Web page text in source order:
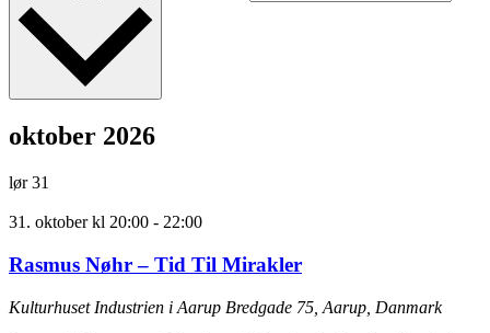
oktober 2026
lør31
31. oktober kl 20:00 - 22:00
Rasmus Nøhr – Tid Til Mirakler
Kulturhuset Industrien i Aarup Bredgade 75, Aarup, Danmark